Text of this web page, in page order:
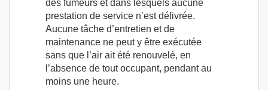
des fumeurs et dans lesquels aucune
prestation de service n’est délivrée.
Aucune tâche d’entretien et de
maintenance ne peut y être exécutée
sans que l’air ait été renouvelé, en
l’absence de tout occupant, pendant au
moins une heure.